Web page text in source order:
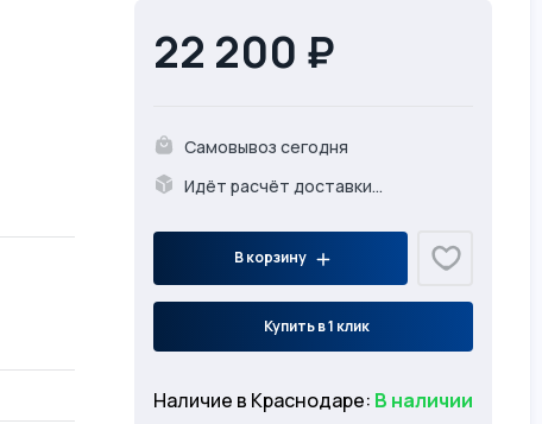
22 200 ₽
Самовывоз сегодня
Идёт расчёт доставки...
В корзину
Купить в 1 клик
Наличие в Краснодаре: В наличии